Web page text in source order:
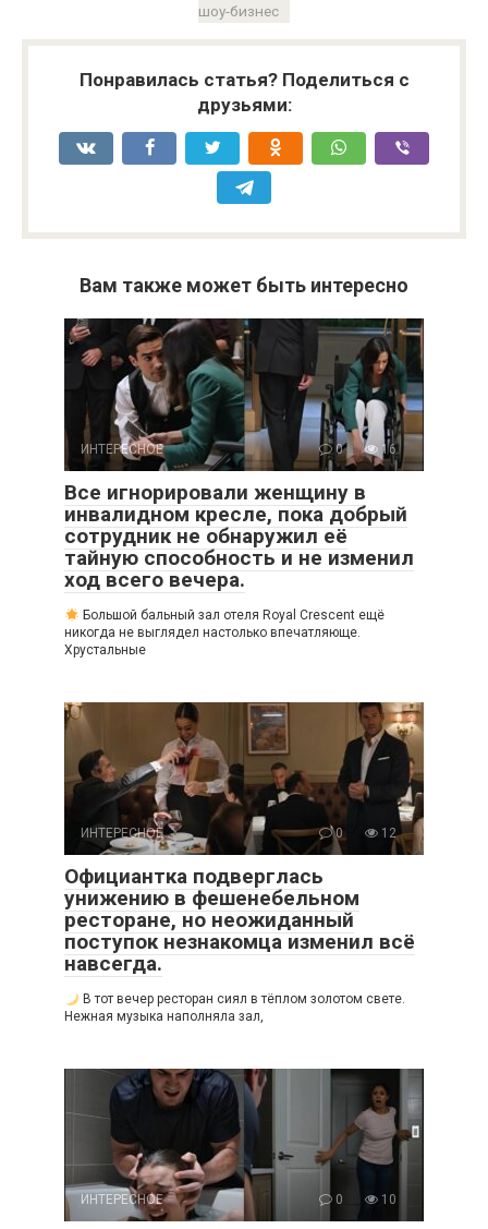
шоу-бизнес
Понравилась статья? Поделиться с
друзьями:
Вам также может быть интересно
ИНТЕРЕСНОЕ 0 16
Все игнорировали женщину в
инвалидном кресле, пока добрый
сотрудник не обнаружил её
тайную способность и не изменил
ход всего вечера.
Большой бальный зал отеля Royal Crescent ещё
никогда не выглядел настолько впечатляюще.
Хрустальные
ИНТЕРЕСНОЕ 0 12
Официантка подверглась
унижению в фешенебельном
ресторане, но неожиданный
поступок незнакомца изменил всё
навсегда.
В тот вечер ресторан сиял в тёплом золотом свете.
Нежная музыка наполняла зал,
ИНТЕРЕСНОЕ 0 10